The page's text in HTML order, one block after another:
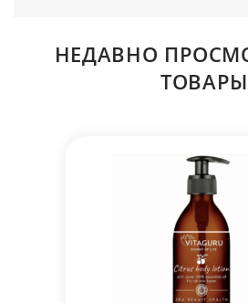
НЕДАВНО
ТОВАРЫ